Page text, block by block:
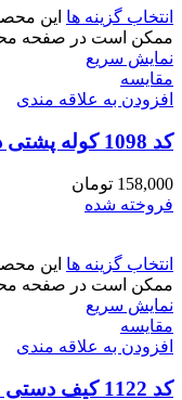
انتخاب گزینه ها این
ممکن است در صفحه
نمایش سریع
مقايسه
افزودن به علاقه مندی
کد 1098 کوله پشتی دخترانه طرح سنتی
158,000 تومان
فروخته شده
انتخاب گزینه ها این
ممکن است در صفحه
نمایش سریع
مقايسه
افزودن به علاقه مندی
کد 1122 کیف دستی (لوازم آرایش) طرح برند